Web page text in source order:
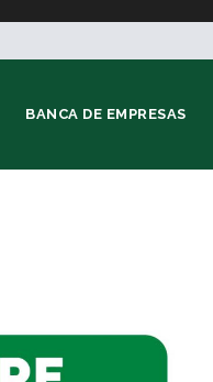
BANCA DE EMPRESAS